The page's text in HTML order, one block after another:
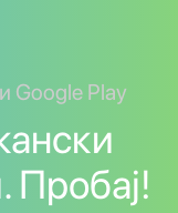
Google Play
Пробај!